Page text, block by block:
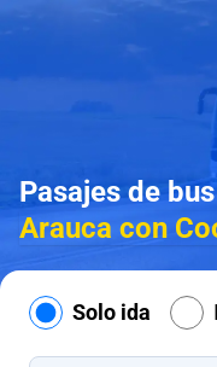
Pasajes de
Arauca con
Solo ida